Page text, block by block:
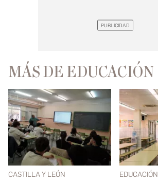
MÁS DE EDUCACIÓN
CASTILLA Y LEÓN EDUCACIÓN